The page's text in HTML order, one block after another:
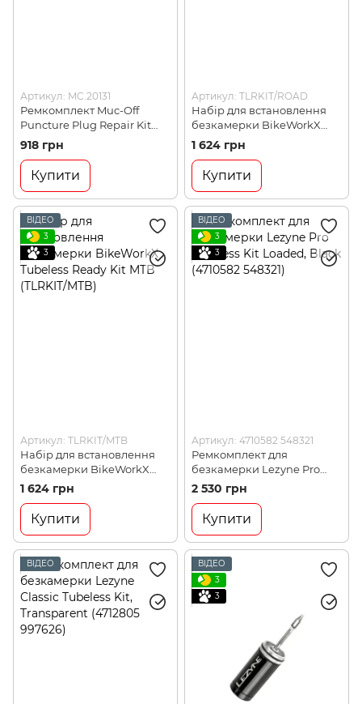
Артикул: MC.20131
Ремкомплект Muc-Off
Puncture Plug Repair Kit
(MC.20131)
918 грн
Купити
Артикул: TLRKIT/ROAD
Набір для встановлення
безкамерки BikeWorkX
Tubeless Ready Kit
Gravel/ROAD (TLRKIT/ROAD)
1 624 грн
Купити
ВІДЕО
3
3
Артикул: TLRKIT/MTB
Набір для встановлення
безкамерки BikeWorkX
Tubeless Ready Kit MTB
(TLRKIT/MTB)
1 624 грн
Купити
ВІДЕО
3
3
Артикул: 4710582 548321
Ремкомплект для
безкамерки Lezyne Pro
Tubeless Kit Loaded, Black
(4710582 548321)
2 530 грн
Купити
ВІДЕО
ВІДЕО
3
3